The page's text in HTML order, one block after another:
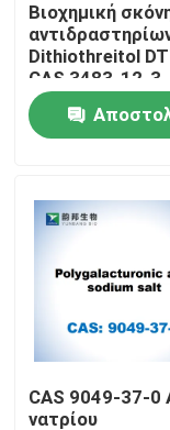
Προϊόντα
Περίπου εμείς
Γύρος
Βιοχημική
Dithiothreitol
CAS 3483-12-3
CAS 9049-37-0
νατρίου